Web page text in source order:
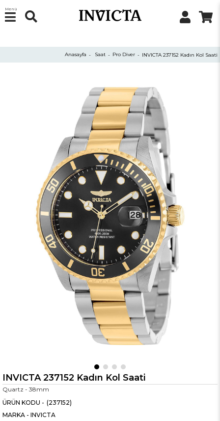
Menü
Anasayfa Saat Pro Diver INVICTA 237152 Kadın Kol Saati
INVICTA 237152 Kadın Kol Saati
Quartz - 38mm
(237152)
MARKA - INVICTA